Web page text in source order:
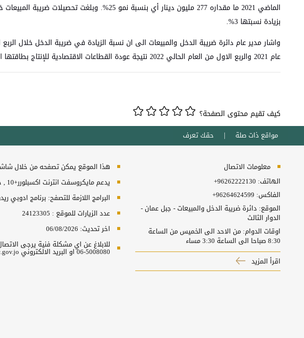
بزيادة نسبتها 3%.
عام 2021 والربع الاول من العام الحالي 2022 نتيجة عودة القطاعات الاقتصادية للإنتاج بطاقتها الطبيعية وتحسن نشاطها الإنتاجي والتصديري.
كيف تقيم محتوى الصفحة؟
مواقع ذات صلة حقك تعرف
معلومات الاتصال
الهاتف: +96262222130
الفاكس: +96264624599
الموقع: دائرة ضريبة الدخل والمبيعات - جبل عمان -
الدوار الثالث
اوقات الدوام: من الاحد الى الخميس من الساعة
8:30 صباحا الى الساعة 3:30 مساء
اقرأ المزيد
هذا الموقع يمكن تصفحه من خلال شاشة 768
يدعم مايكروسفت انترنت اكسبلورر+10 , جوجل كروم , فاير بوكس , سفاري
البرامج اللازمة للتصفح: برنامج ادوبي
عدد الزيارات للموقع : 24123305
اخر تحديث: 06/08/2026
للابلاغ عن اي مشكلة فنية يرجى
5008080-06 او البريد الالكتروني ncc@nitc.gov.jo